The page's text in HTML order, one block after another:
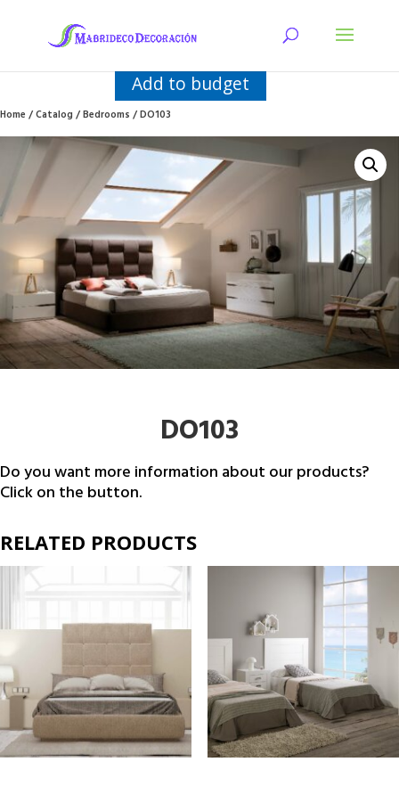
Add to budget
Home/Catalog/Bedrooms/ DO103
DO103
Do you want more information about our products?
Click on the button.
RELATED PRODUCTS